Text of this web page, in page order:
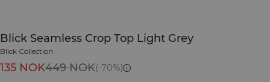
Blick Seamless Crop Top Light Grey
Blick Collection
135 NOK449 NOK(-70%)